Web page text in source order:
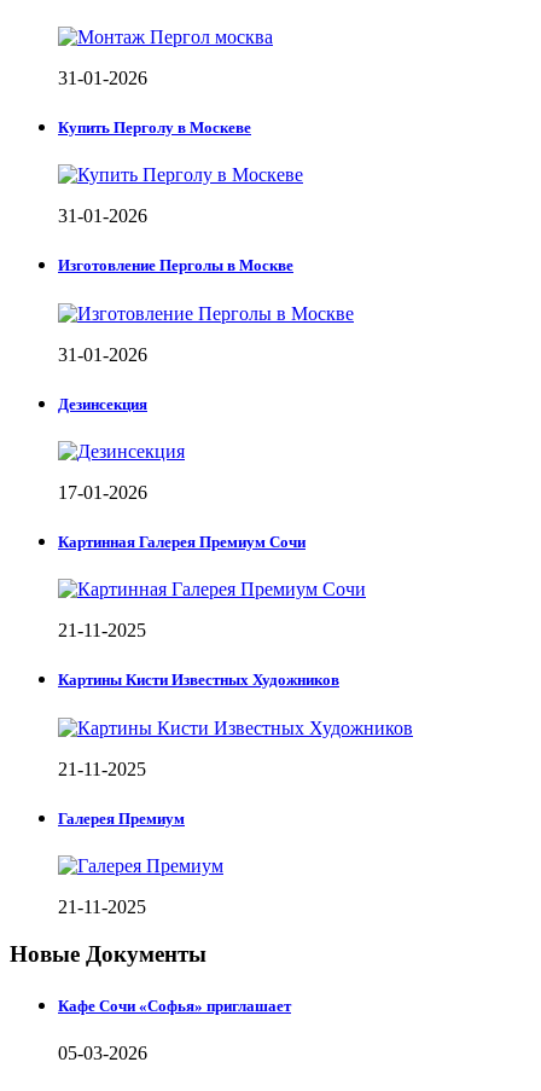
31-01-2026
Купить Перголу в Москеве
31-01-2026
Изготовление Перголы в Москве
31-01-2026
Дезинсекция
17-01-2026
Картинная Галерея Премиум Сочи
21-11-2025
Картины Кисти Известных Художников
21-11-2025
Галерея Премиум
21-11-2025
Новые Документы
Кафе Сочи «Софья» приглашает
05-03-2026